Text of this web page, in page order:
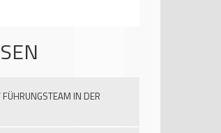
FÜHRUNGSTEAM IN DER